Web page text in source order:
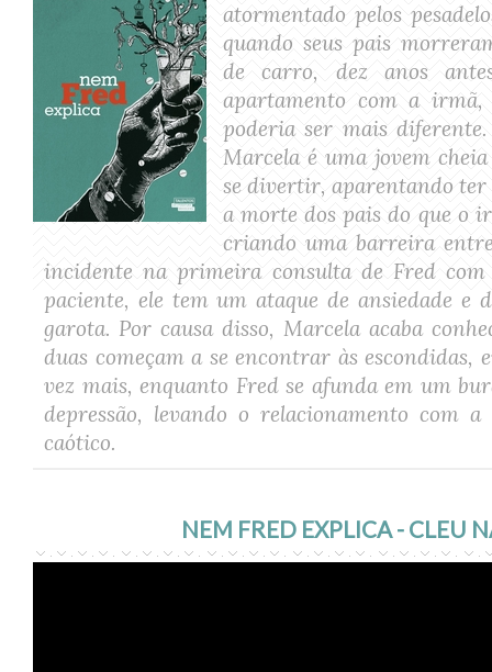
atormentado pelos
quando seus pais
de carro, dez anos
apartamento com a irmã,
poderia ser mais
Marcela é uma jovem
se divertir, aparentando
a morte dos pais do que o
criando uma barreira
incidente na primeira consulta de Fred com
paciente, ele tem um ataque de ansiedade e
garota. Por causa disso, Marcela acaba
duas começam a se encontrar às escondidas,
vez mais, enquanto Fred se afunda em um
depressão, levando o relacionamento com
caótico.
NEM FRED EXPLICA - CLEU